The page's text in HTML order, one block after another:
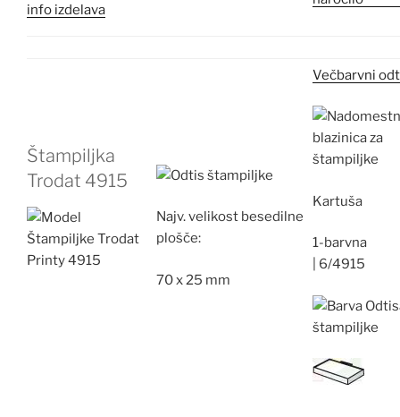
info izdelava
Štampiljka
Trodat 4915
Najv.velikost besedilne
plošče:
70 x 25 mm
Večbarvni
Kartuša
1-barvna
6/4915